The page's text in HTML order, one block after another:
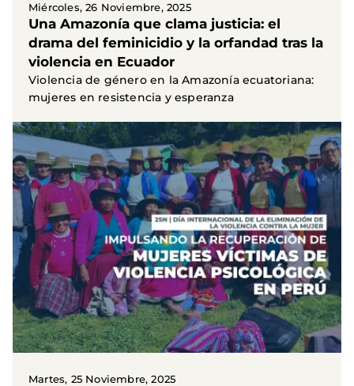
Miércoles, 26 Noviembre, 2025
Una Amazonía que clama justicia: el
drama del feminicidio y la orfandad tras la
violencia en Ecuador
Violencia de género en la Amazonía ecuatoriana:
mujeres en resistencia y esperanza
Martes, 25 Noviembre, 2025